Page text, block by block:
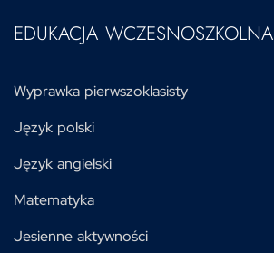
EDUKACJA WCZESNOSZKOLNA
Wyprawka pierwszoklasisty
Język polski
Język angielski
Matematyka
Jesienne aktywności